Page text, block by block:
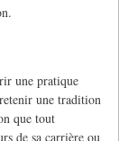
une pratique
une tradition
que tout
de sa carrière ou